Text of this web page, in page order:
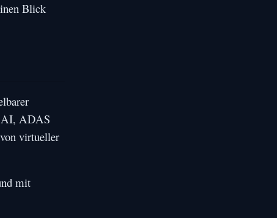
Blick
AI, ADAS
virtueller
mit